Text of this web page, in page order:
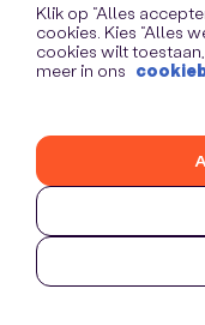
Klik op “Alles
cookies. Kies “Alles
cookies wilt
meer in ons